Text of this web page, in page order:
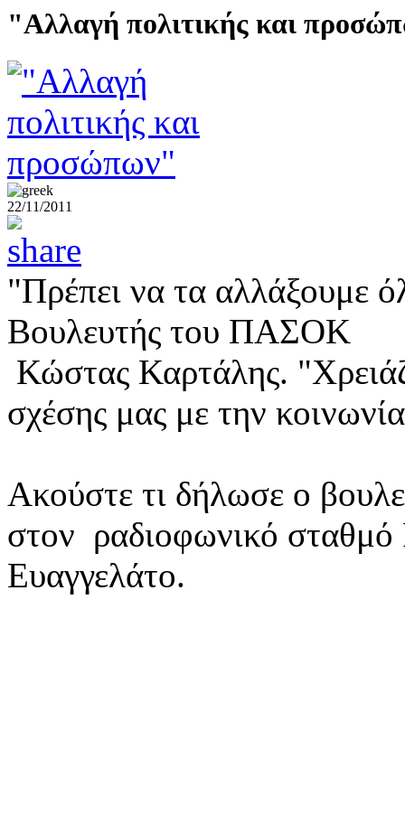
"Αλλαγή πολιτικής και
22/11/2011
"Πρέπει να τα αλλάξουμε
Βουλευτής του ΠΑΣΟΚ
Κώστας Καρτάλης.
σχέσης μας με την
Ακούστε τι δήλωσε ο
στον ραδιοφωνικό
Ευαγγελάτο.